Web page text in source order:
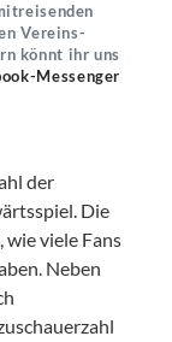
Vereins-
könnt ihr uns
Messenger
der
Die
viele Fans
Neben